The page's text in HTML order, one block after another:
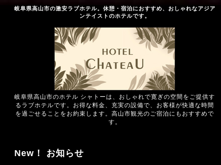
岐阜県高山市の激安ラブホテル。休憩・宿泊におすすめ、おしゃれなアジア
ンテイストのホテルです。
岐阜県高山市のホテル シャトーは、おしゃれで寛ぎの空間をご提供す
るラブホテルです。お得な料金、充実の設備で、お客様が快適な時間
を過ごせることをお約束します。高山市観光のご宿泊にもおすすめで
す。
New！ お知らせ